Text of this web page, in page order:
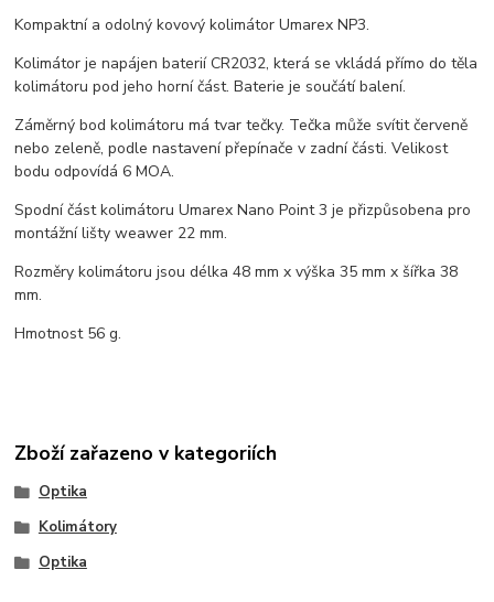
Kompaktní a odolný kovový kolimátor Umarex NP3.
Kolimátor je napájen baterií CR2032, která se vkládá přímo do těla
kolimátoru pod jeho horní část. Baterie je součátí balení.
Záměrný bod kolimátoru má tvar tečky. Tečka může svítit červeně
nebo zeleně, podle nastavení přepínače v zadní části. Velikost
bodu odpovídá 6 MOA.
Spodní část kolimátoru Umarex Nano Point 3 je přizpůsobena pro
montážní lišty weawer 22 mm.
Rozměry kolimátoru jsou délka 48 mm x výška 35 mm x šířka 38
mm.
Hmotnost 56 g.
Zboží zařazeno v kategoriích
Optika
Kolimátory
Optika